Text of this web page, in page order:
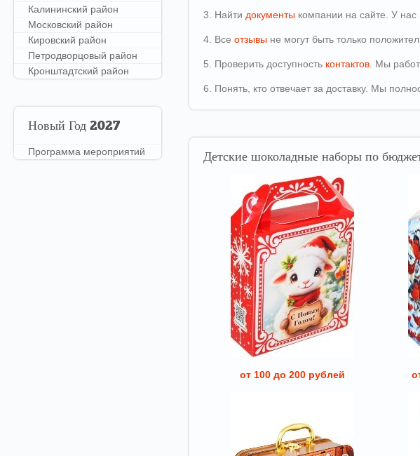
3. Найти документы компании на сайте. У
4. Все отзывы не могут быть только
5. Проверить доступность контактов . Мы
6. Понять, кто отвечает за доставку. Мы
Детские шоколадные наборы по
от 100 до 200 рублей
Калининский район
Московский район
Кировский район
Петродворцовый район
Кронштадтский район
Новый Год 2027
Программа мероприятий